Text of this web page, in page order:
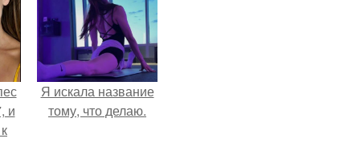
и
Я искала название
тому, что делаю.